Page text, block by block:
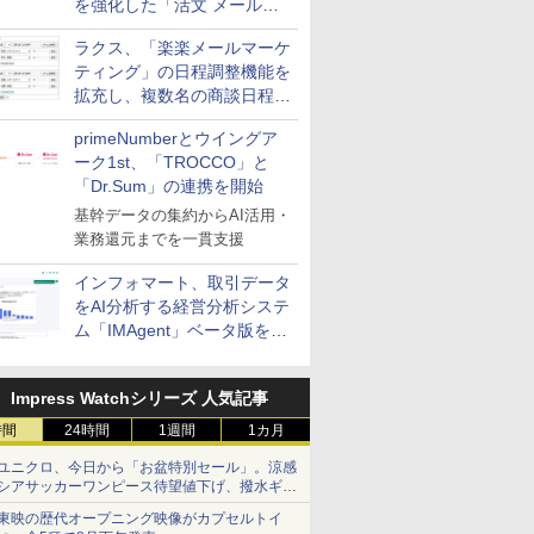
を強化した「活文 メール誤
送信防止アドインサービス」
を提供
ラクス、「楽楽メールマーケ
ティング」の日程調整機能を
拡充し、複数名の商談日程調
整を効率化
primeNumberとウイングア
ーク1st、「TROCCO」と
「Dr.Sum」の連携を開始
基幹データの集約からAI活用・
業務還元までを一貫支援
インフォマート、取引データ
をAI分析する経営分析システ
ム「IMAgent」ベータ版を提
Impress Watchシリーズ 人気記事
24時間 1週間 1カ月
ニクロ、今日から「お盆特別セール」。涼感
アサッカーワンピース待望値下げ、撥水ギア
ョーツは1990円に
映の歴代オープニング映像がカプセルトイ